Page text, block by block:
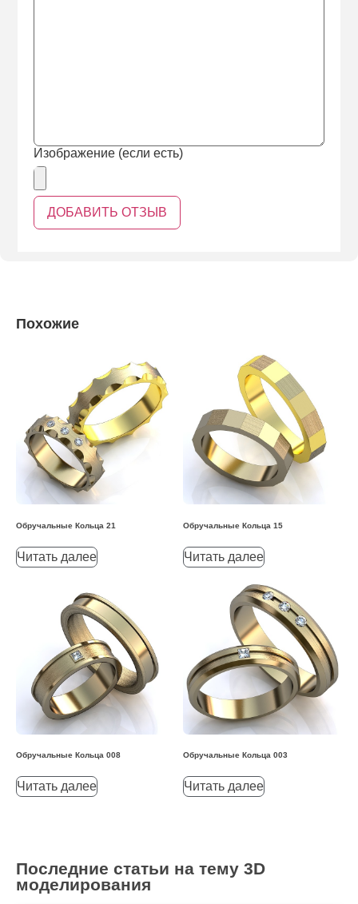
Изображение (если есть)
Похожие
Обручальные Кольца 21
Читать далее
Обручальные Кольца 15
Читать далее
Обручальные Кольца 008
Читать далее
Обручальные Кольца 003
Читать далее
Последние статьи на тему 3D
моделирования